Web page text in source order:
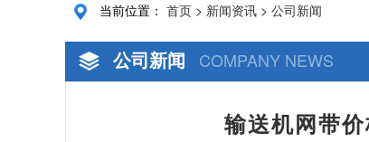
当前位置： 首页 > 新闻资讯 > 公司新闻
公司新闻 COMPANY NEWS
输送机网带